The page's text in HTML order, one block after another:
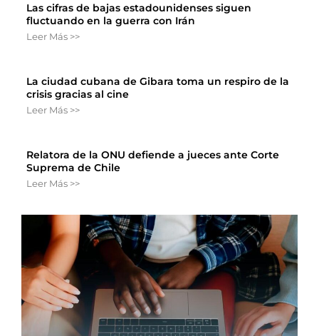
Las cifras de bajas estadounidenses siguen
fluctuando en la guerra con Irán
Leer Más >>
La ciudad cubana de Gibara toma un respiro de la
crisis gracias al cine
Leer Más >>
Relatora de la ONU defiende a jueces ante Corte
Suprema de Chile
Leer Más >>